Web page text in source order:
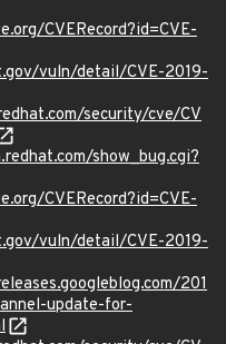
CVERecord?id=CVE-
vuln/detail/CVE-2019-
security/cve/CV
show_bug.cgi?
CVERecord?id=CVE-
vuln/detail/CVE-2019-
201
update-for-